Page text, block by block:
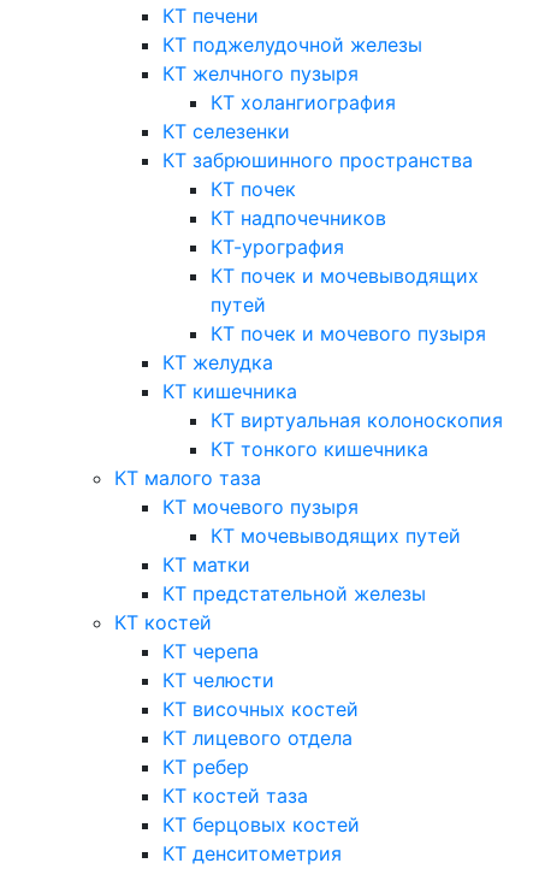
КТ печени
КТ поджелудочной железы
КТ желчного пузыря
КТ холангиография
КТ селезенки
КТ забрюшинного пространства
КТ почек
КТ надпочечников
КТ-урография
КТ почек и мочевыводящих
путей
КТ почек и мочевого пузыря
КТ желудка
КТ кишечника
КТ виртуальная колоноскопия
КТ тонкого кишечника
КТ малого таза
КТ мочевого пузыря
КТ мочевыводящих путей
КТ матки
КТ предстательной железы
КТ костей
КТ черепа
КТ челюсти
КТ височных костей
КТ лицевого отдела
КТ ребер
КТ костей таза
КТ берцовых костей
КТ денситометрия